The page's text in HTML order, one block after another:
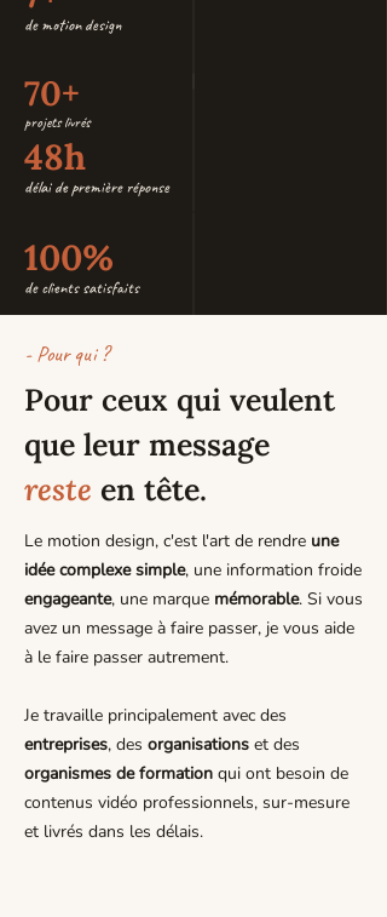
de motion design
70+
projets livrés
48h
délai de première réponse
100%
de clients satisfaits
- Pour qui ?
Pour ceux qui veulent
que leur message
reste en tête.
Le motion design, c'est l'art de rendre une
idée complexe simple, une information froide
engageante, une marque mémorable. Si vous
avez un message à faire passer, je vous aide
à le faire passer autrement.
Je travaille principalement avec des
entreprises, des organisations et des
organismes de formation qui ont besoin de
contenus vidéo professionnels, sur-mesure
et livrés dans les délais.